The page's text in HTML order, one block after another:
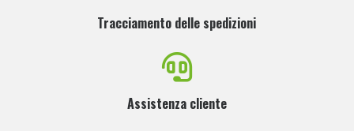
Tracciamento delle spedizioni
Assistenza cliente